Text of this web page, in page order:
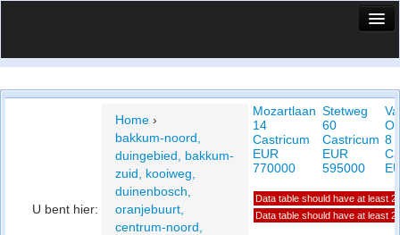
Vergelijk prijsposities - wijk
Privacy beleid
U bent hier:
Home ›
bakkum-noord,
duingebied, bakkum-
zuid, kooiweg,
duinenbosch,
oranjebuurt,
centrum-noord,
Mozartlaan
14
Castricum
EUR
770000
Stetweg
60
Castricum
EUR
595000
8
Data table should have at least 2
Data table should have at least 2